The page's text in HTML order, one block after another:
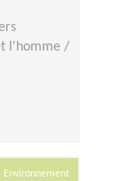
l'homme /
Environnement